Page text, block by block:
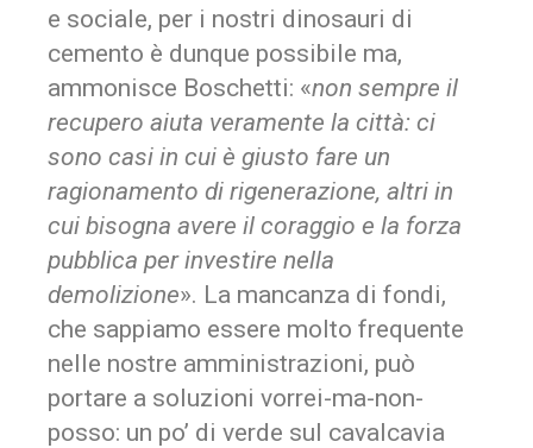
e sociale, per i nostri dinosauri di
cemento è dunque possibile ma,
ammonisce Boschetti: «non sempre il
recupero aiuta veramente la città: ci
sono casi in cui è giusto fare un
ragionamento di rigenerazione, altri in
cui bisogna avere il coraggio e la forza
pubblica per investire nella
demolizione». La mancanza di fondi,
che sappiamo essere molto frequente
nelle nostre amministrazioni, può
portare a soluzioni vorrei-ma-non-
posso: un po’ di verde sul cavalcavia